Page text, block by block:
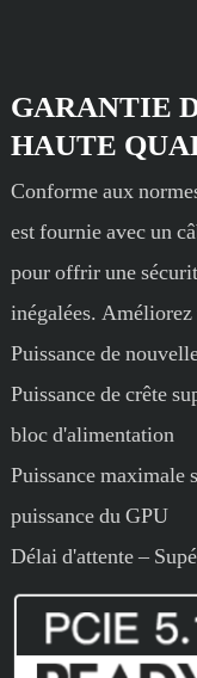
GARANTIE
HAUTE
Conforme aux
est fournie avec un
pour offrir une
inégalées. Améliorez
Puissance de
Puissance de crête
bloc d'alimentation
Puissance maximale
puissance du GPU
Délai d'attente –